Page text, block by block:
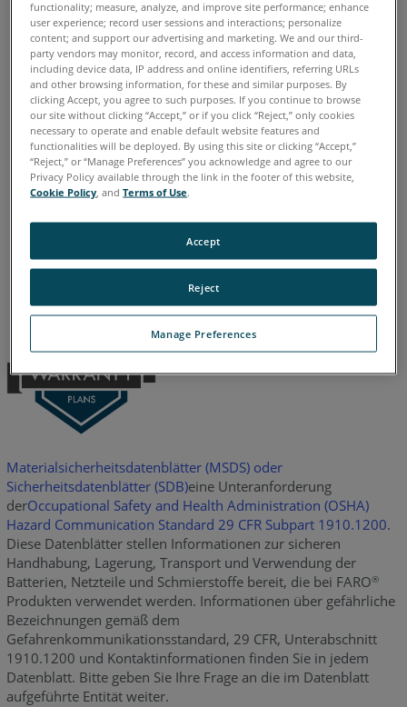
Forensics
ScanArme
FAROArms
Seriennummer
Laser
Tracker
Laser-
Scanner
Computer,
und
Quantum E Gage Edge Fusion Prime Platinum
Legacy Quantum Titanium Advantage
Digital Template
Laserscanner Blink
3D Laserscanner Focus Core Focus Premium
Focus Premium Max Focus S Focus S Plus Focus M
Focus3D Focus3D X Focus3D X HDR Focus3D S
Englisch
Japanisch Koreanisch Portugiesisch Spanisch
Materialsicherheitsdatenblätter (MSDS) oder
Sicherheitsdatenblätter (SDB)eine Unteranforderung
derOccupational Safety and Health Administration (OSHA)
Hazard Communication Standard 29 CFR Subpart 1910.1200.
Diese Datenblätter stellen Informationen zur sicheren
Handhabung, Lagerung, Transport und Verwendung der
Batterien, Netzteile und Schmierstoffe bereit, die bei FARO®
Produkten verwendet werden. Informationen über gefährliche
Bezeichnungen gemäß dem
Gefahrenkommunikationsstandard, 29 CFR, Unterabschnitt
1910.1200 und Kontaktinformationen finden Sie in jedem
Datenblatt. Bitte geben Sie Ihre Frage an die im Datenblatt
aufgeführte Entität weiter.
functionality; measure, analyze, and improve site performance; enhance
user experience; record user sessions and interactions; personalize
content; and support our advertising and marketing. We and our third-
party vendors may monitor, record, and access information and data,
including device data, IP address and online identifiers, referring URLs
and other browsing information, for these and similar purposes. By
clicking Accept, you agree to such purposes. If you continue to browse
our site without clicking “Accept,” or if you click “Reject,” only cookies
necessary to operate and enable default website features and
functionalities will be deployed. By using this site or clicking “Accept,”
“Reject,” or “Manage Preferences” you acknowledge and agree to our
Privacy Policy available through the link in the footer of this website,
Cookie Policy , andTerms of Use.
Manage Preferences
Reject
Accept